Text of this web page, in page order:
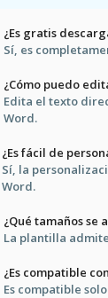
¿Es gratis
Sí, es
¿Cómo puedo
Edita el texto
Word.
¿Es fácil de
Sí, la
Word.
¿Qué tamaños se
La plantilla
¿Es compatible
Es compatible